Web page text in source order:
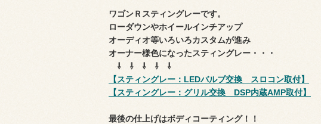
ワゴンＲスティングレーです。
ローダウンやホイールインチアップ
オーディオ等いろいろカスタムが進み
オーナー様色になったスティングレー・・・
⇩ ⇩ ⇩ ⇩ ⇩
【スティングレー：LEDバルブ交換 スロコン取付】
【スティングレー：グリル交換 DSP内蔵AMP取付】
最後の仕上げはボディコーティング！！